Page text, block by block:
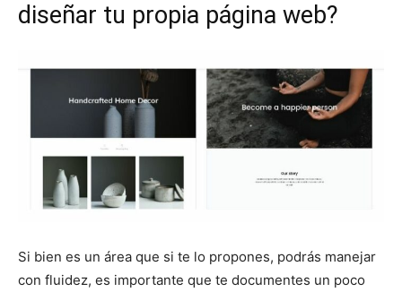
diseñar tu propia página web?
Si bien es un área que si te lo propones, podrás manejar
con fluidez, es importante que te documentes un poco